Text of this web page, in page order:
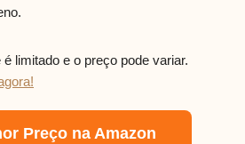
limitado e o preço pode variar.
Preço na Amazon